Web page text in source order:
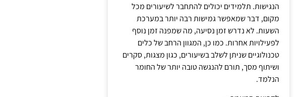
הנגישות. תלמידים יכולים להתחבר לשיעורים מכל
מקום, דבר שמאפשר גמישות רבה יותר במערכת
השעות. לא נדרש זמן נסיעה, מה שמפנה זמן נוסף
לפעילויות אחרות. כמו כן, המגוון הרחב של כלים
טכנולוגיים שניתן לשלב בשיעורים, כגון מצגות, סקרים
ושיתוף מסך, תורם להנגשה טובה יותר של החומר
הנלמד.